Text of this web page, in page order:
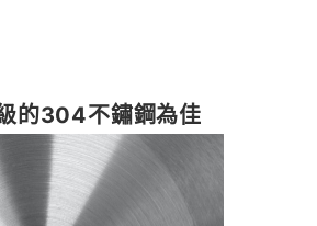
的304不鏽鋼為佳